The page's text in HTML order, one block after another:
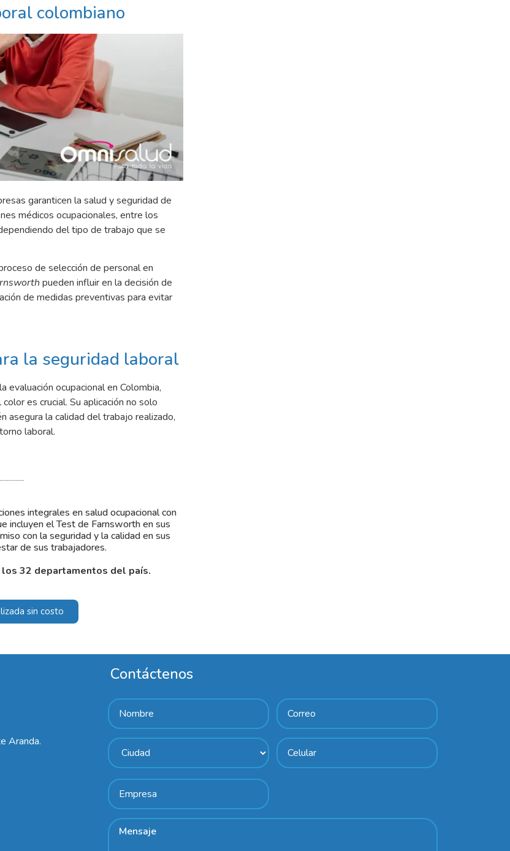
colombiano
garanticen la salud y seguridad de
médicos ocupacionales, entre los
del tipo de trabajo que se
de selección de personal en
pueden influir en la decisión de
de medidas preventivas para evitar
la seguridad laboral
evaluación ocupacional en Colombia,
es crucial. Su aplicación no solo
asegura la calidad del trabajo realizado,
laboral.
integrales en salud ocupacional con
incluyen el Test de Farnsworth en sus
con la seguridad y la calidad en sus
de sus trabajadores.
32 departamentos del país.
sin costo
Aranda.
Contáctenos